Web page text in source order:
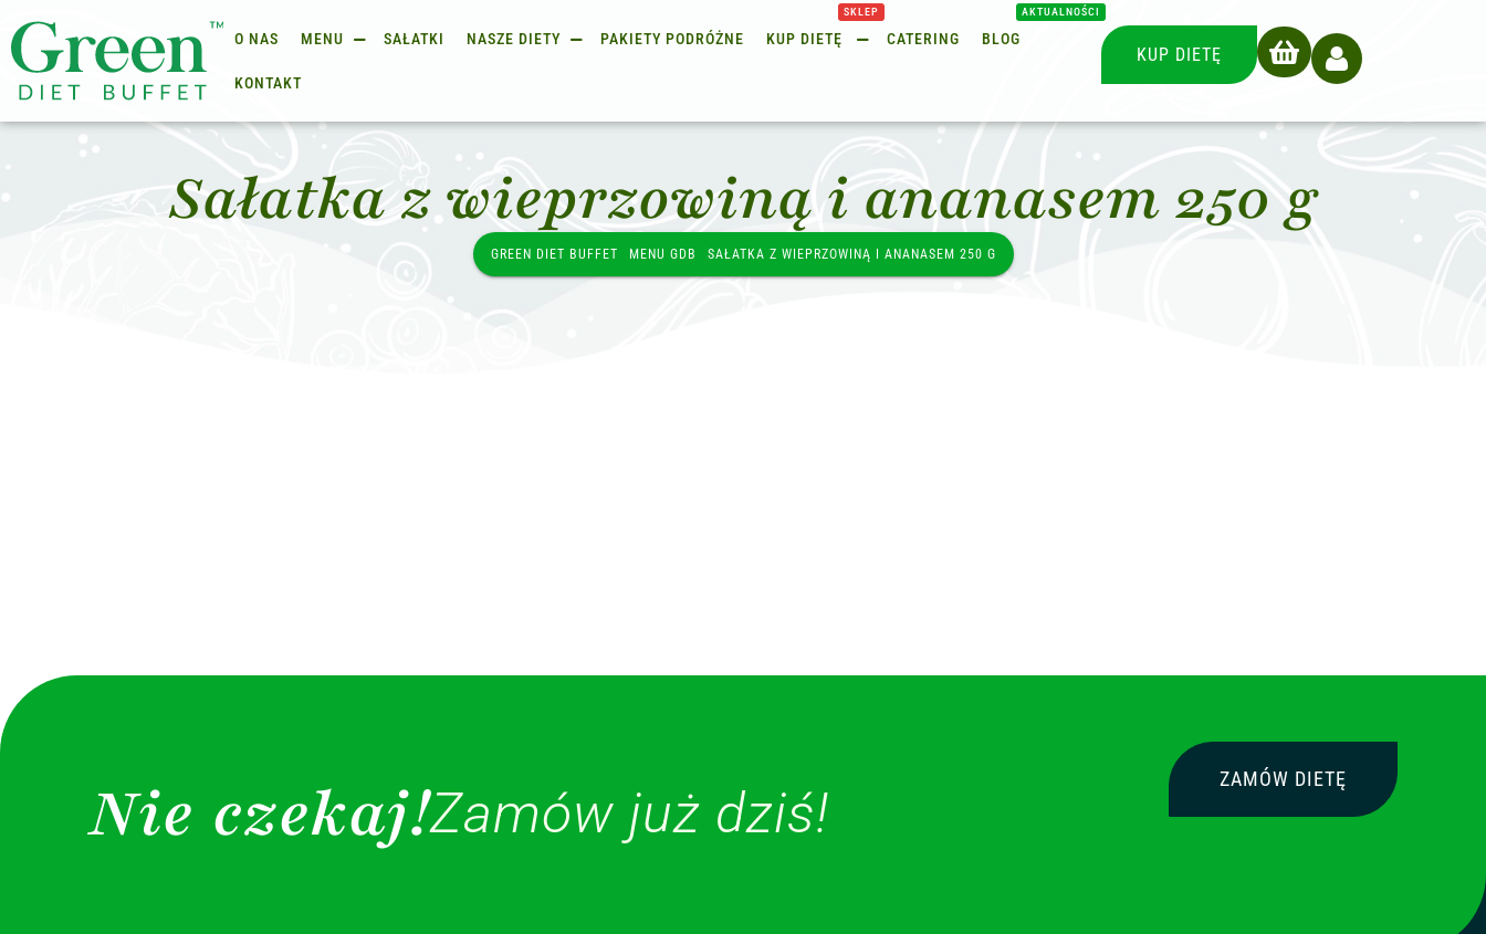
O NAS MENU SAŁATKI NASZE DIETY PAKIETY PODRÓŻNE KUP DIETĘ
SKLEP
CATERING BLOG
AKTUALNOŚCI
KONTAKT
KUP DIETĘ
Sałatka z wieprzowiną i ananasem 250 g
GREEN DIET BUFFET MENU GDB SAŁATKA Z WIEPRZOWINĄ I ANANASEM 250 G
Nie czekaj!Zamów już dziś!
ZAMÓW DIETĘ